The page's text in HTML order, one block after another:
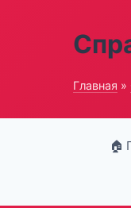
Главная »
🏠